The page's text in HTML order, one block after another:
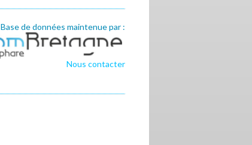
Base de données maintenue par :
Nous contacter